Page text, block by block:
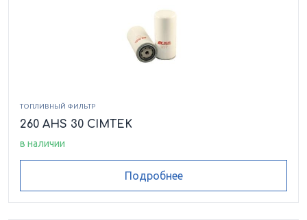
ТОПЛИВНЫЙ ФИЛЬТР
260 AHS 30 CIMTEK
в наличии
Подробнее